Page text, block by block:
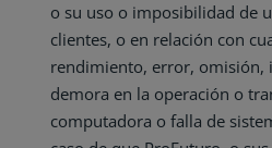
o su uso o imposibilidad de
clientes, o en relación con
rendimiento, error, omisión,
demora en la operación o
computadora o falla de